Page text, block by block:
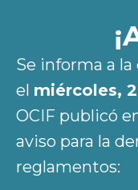
Se informa a
el miércoles,
OCIF publicó
aviso para la
reglamentos: